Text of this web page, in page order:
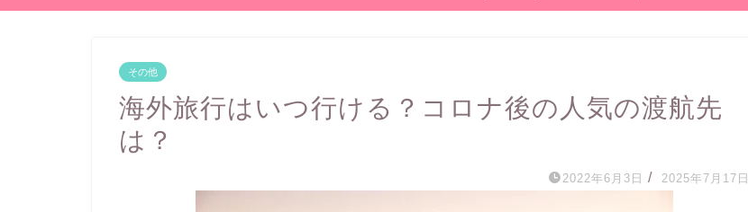
その他
海外旅行はいつ行ける？コロナ後の人気の渡航先
は？
2022年6月3日 / 2025年7月17日